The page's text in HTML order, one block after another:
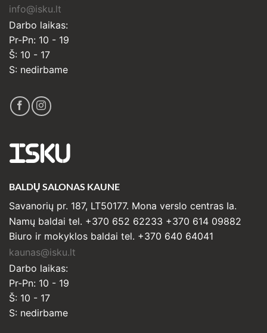
info@isku.lt
Darbo laikas:
Pr-Pn: 10 - 19
Š: 10 - 17
S: nedirbame
ISKU
BALDŲ SALONAS KAUNE
Savanorių pr. 187, LT50177. Mona verslo centras Ia.
Namų baldai tel. +370 652 62233 +370 614 09882
Biuro ir mokyklos baldai tel. +370 640 64041
kaunas@isku.lt
Darbo laikas:
Pr-Pn: 10 - 19
Š: 10 - 17
S: nedirbame